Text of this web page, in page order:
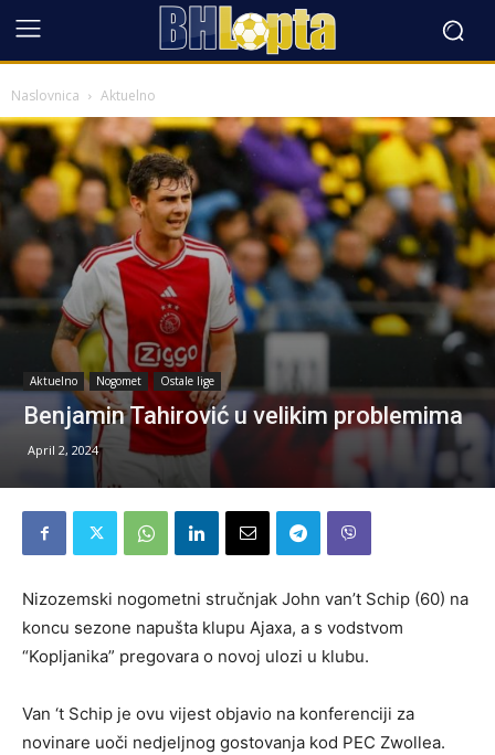
Naslovnica Aktuelno
Aktuelno Nogomet Ostale lige
Benjamin Tahirović u velikim problemima
April 2, 2024
Nizozemski nogometni stručnjak John van’t Schip (60) na
koncu sezone napušta klupu Ajaxa, a s vodstvom
“Kopljanika” pregovara o novoj ulozi u klubu.
Van ‘t Schip je ovu vijest objavio na konferenciji za
novinare uoči nedjeljnog gostovanja kod PEC Zwollea.